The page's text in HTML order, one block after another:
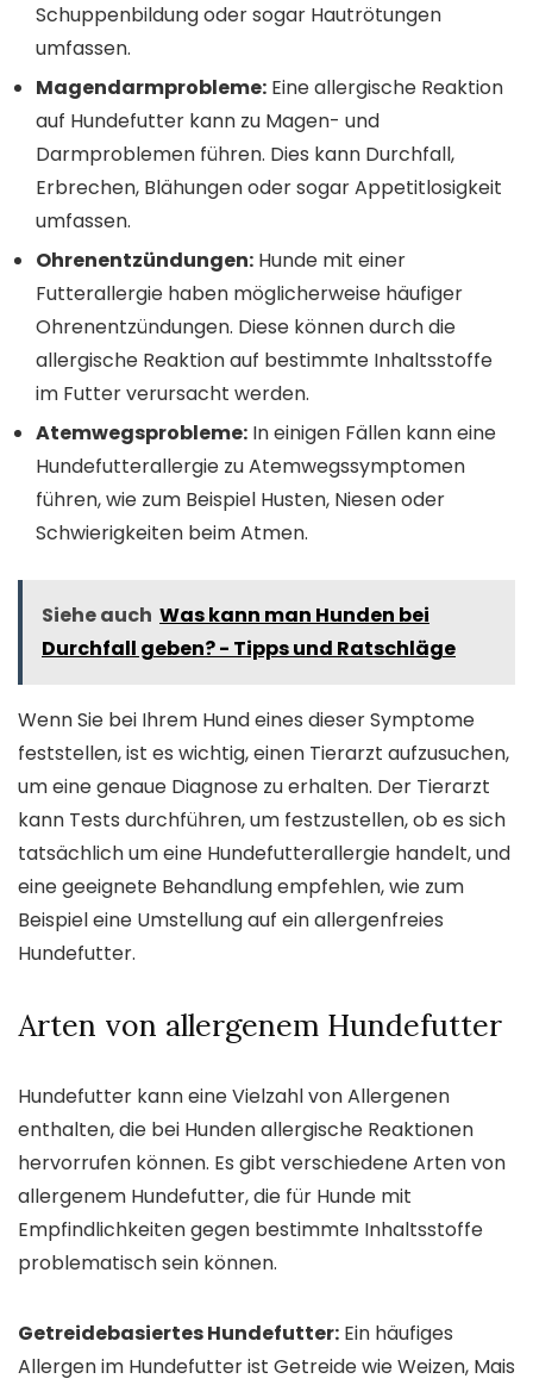
Schuppenbildung oder sogar Hautrötungen
umfassen.
Magendarmprobleme: Eine allergische Reaktion
auf Hundefutter kann zu Magen- und
Darmproblemen führen. Dies kann Durchfall,
Erbrechen, Blähungen oder sogar Appetitlosigkeit
umfassen.
Ohrenentzündungen: Hunde mit einer
Futterallergie haben möglicherweise häufiger
Ohrenentzündungen. Diese können durch die
allergische Reaktion auf bestimmte Inhaltsstoffe
im Futter verursacht werden.
Atemwegsprobleme: In einigen Fällen kann eine
Hundefutterallergie zu Atemwegssymptomen
führen, wie zum Beispiel Husten, Niesen oder
Schwierigkeiten beim Atmen.
Siehe auch Was kann man Hunden bei
Durchfall geben? - Tipps und Ratschläge
Wenn Sie bei Ihrem Hund eines dieser Symptome
feststellen, ist es wichtig, einen Tierarzt aufzusuchen,
um eine genaue Diagnose zu erhalten. Der Tierarzt
kann Tests durchführen, um festzustellen, ob es sich
tatsächlich um eine Hundefutterallergie handelt, und
eine geeignete Behandlung empfehlen, wie zum
Beispiel eine Umstellung auf ein allergenfreies
Hundefutter.
Arten von allergenem Hundefutter
Hundefutter kann eine Vielzahl von Allergenen
enthalten, die bei Hunden allergische Reaktionen
hervorrufen können. Es gibt verschiedene Arten von
allergenem Hundefutter, die für Hunde mit
Empfindlichkeiten gegen bestimmte Inhaltsstoffe
problematisch sein können.
Getreidebasiertes Hundefutter: Ein häufiges
Allergen im Hundefutter ist Getreide wie Weizen, Mais